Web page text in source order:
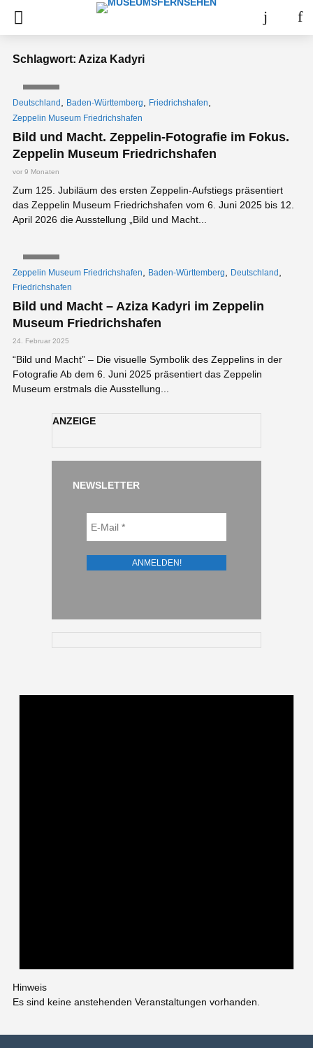
Schlagwort: Aziza Kadyri
Deutschland Baden-Württemberg Friedrichshafen
Zeppelin Museum Friedrichshafen
Bild und Macht. Zeppelin-Fotografie im Fokus.
Zeppelin Museum Friedrichshafen
vor 9 Monaten
Zum 125. Jubiläum des ersten Zeppelin-Aufstiegs präsentiert
das Zeppelin Museum Friedrichshafen vom 6. Juni 2025 bis 12.
April 2026 die Ausstellung „Bild und Macht...
Zeppelin Museum Friedrichshafen Baden-Württemberg Deutschland
Friedrichshafen
Bild und Macht – Aziza Kadyri im Zeppelin
Museum Friedrichshafen
24. Februar 2025
“Bild und Macht” – Die visuelle Symbolik des Zeppelins in der
Fotografie Ab dem 6. Juni 2025 präsentiert das Zeppelin
Museum erstmals die Ausstellung...
ANZEIGE
NEWSLETTER
Hinweis
Es sind keine anstehenden Veranstaltungen vorhanden.